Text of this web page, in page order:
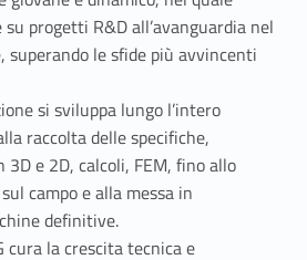
progetti R&D all’avanguardia nel
superando le sfide più avvincenti
si sviluppa lungo l’intero
raccolta delle specifiche,
3D e 2D, calcoli, FEM, fino allo
campo e alla messa in
definitive.
cura la crescita tecnica e